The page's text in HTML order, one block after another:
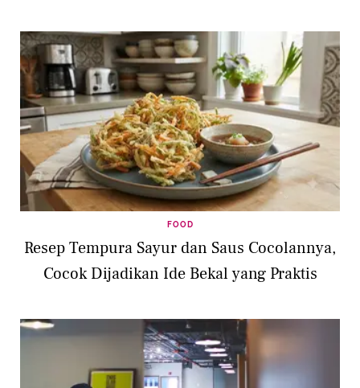
FOOD
Resep Tempura Sayur dan Saus Cocolannya,
Cocok Dijadikan Ide Bekal yang Praktis